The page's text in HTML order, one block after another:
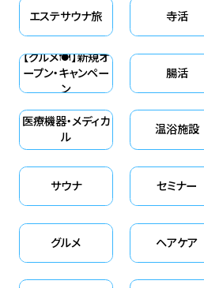
エステサウナ旅 寺活
【グルメ🍽】新規オ
ープン・キャンペー
ン
腸活
医療機器・メディカ
ル
温浴施設
サウナ セミナー
グルメ ヘアケア